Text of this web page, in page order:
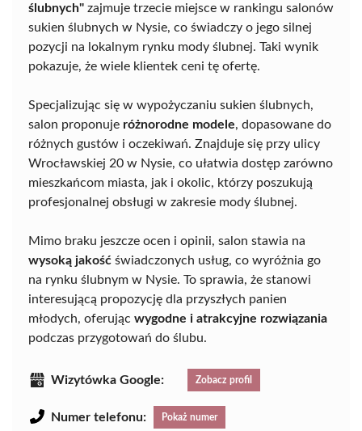
ślubnych" zajmuje trzecie miejsce w rankingu salonów
sukien ślubnych w Nysie, co świadczy o jego silnej
pozycji na lokalnym rynku mody ślubnej. Taki wynik
pokazuje, że wiele klientek ceni tę ofertę.
Specjalizując się w wypożyczaniu sukien ślubnych,
salon proponuje różnorodne modele, dopasowane do
różnych gustów i oczekiwań. Znajduje się przy ulicy
Wrocławskiej 20 w Nysie, co ułatwia dostęp zarówno
mieszkańcom miasta, jak i okolic, którzy poszukują
profesjonalnej obsługi w zakresie mody ślubnej.
Mimo braku jeszcze ocen i opinii, salon stawia na
wysoką jakość świadczonych usług, co wyróżnia go
na rynku ślubnym w Nysie. To sprawia, że stanowi
interesującą propozycję dla przyszłych panien
młodych, oferując wygodne i atrakcyjne rozwiązania
podczas przygotowań do ślubu.
Wizytówka Google: Zobacz profil
Numer telefonu: Pokaż numer